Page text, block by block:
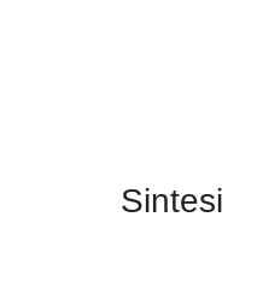
Sintesi